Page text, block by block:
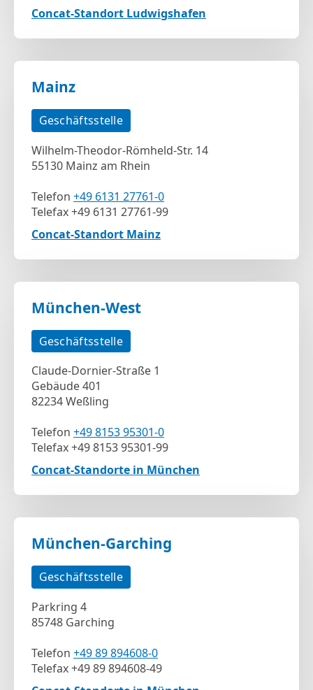
Concat-Standort Ludwigshafen
Mainz
Geschäftsstelle
Wilhelm-Theodor-Römheld-Str. 14
55130 Mainz am Rhein
Telefon +49 6131 27761-0
Telefax +49 6131 27761-99
Concat-Standort Mainz
München-West
Geschäftsstelle
Claude-Dornier-Straße 1
Gebäude 401
82234 Weßling
Telefon +49 8153 95301-0
Telefax +49 8153 95301-99
Concat-Standorte in München
München-Garching
Geschäftsstelle
Parkring 4
85748 Garching
Telefon +49 89 894608-0
Telefax +49 89 894608-49